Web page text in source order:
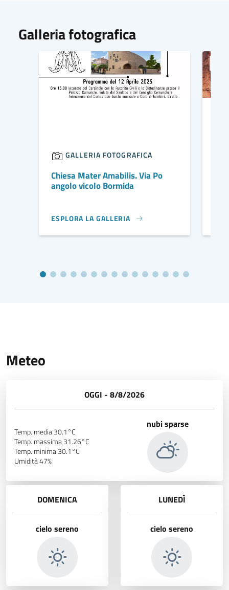
Galleria fotografica
GALLERIA FOTOGRAFICA
Chiesa Mater Amabilis. Via Po
angolo vicolo Bormida
ESPLORA LA GALLERIA
IMMAGINE DI COPERTINA
Meteo
OGGI - 8/8/2026
Temp. media 30.1°C
Temp. massima 31.26°C
Temp. minima 30.1°C
Umidità 47%
nubi sparse
DOMENICA
cielo sereno
LUNEDÌ
cielo sereno